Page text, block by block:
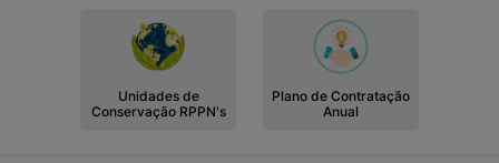
Unidades de
Conservação RPPN's
Plano de Contratação
Anual